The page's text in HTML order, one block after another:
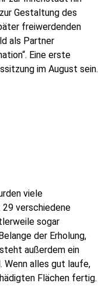
Gestaltung des
freiwerdenden
als Partner
Eine erste
im August sein.
viele
29 verschiedene
sogar
der Erholung,
außerdem ein
Wenn alles gut laufe,
Flächen fertig.